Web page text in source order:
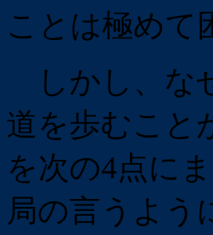
ことは極めて
しかし、な
道を歩むこと
を次の4点に
局の言うよう